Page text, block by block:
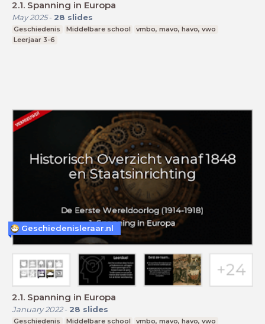
2.1. Spanning in Europa
May 2025- 28 slides
Geschiedenis Middelbare school
vmbo, mavo, havo, vwo
Leerjaar 3-6
2.1. Spanning in Europa
January 2022- 28 slides
Geschiedenis Middelbare school
vmbo, mavo, havo, vwo
Geschiedenisleraar.nl